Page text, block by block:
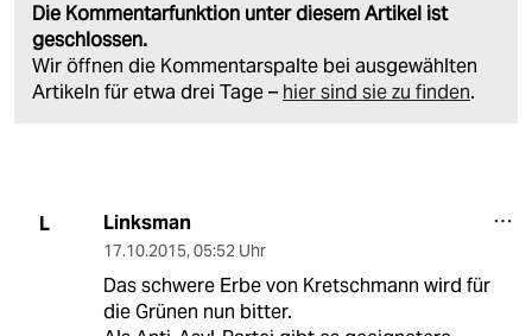
Die Kommentarfunktion unter diesem Artikel ist
geschlossen.
Wir öffnen die Kommentarspalte bei ausgewählten
Artikeln für etwa drei Tage – hier sind sie zu finden.
L Linksman
17.10.2015, 05:52 Uhr
Das schwere Erbe von Kretschmann wird für
die Grünen nun bitter.